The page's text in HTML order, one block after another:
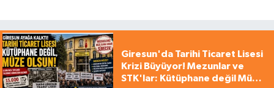
Giresun'da Tarihi Ticaret Lisesi
Krizi Büyüyor! Mezunlar ve
STK'lar: Kütüphane değil Müze